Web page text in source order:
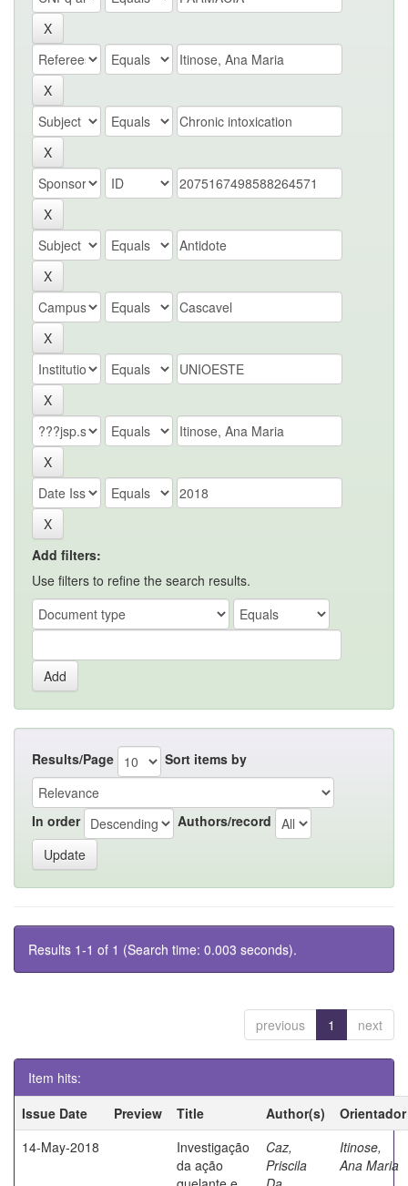
Add filters:
Use filters to refine the search results.
Results/Page Sort items by
In order Authors/record
Results 1-1 of 1 (Search time: 0.003 seconds).
previous 1 next
Item hits:
Issue Date
Preview Title Author(s)
Orientador
14-May-2018
Investigação
da ação
Caz,
Priscila
Itinose,
Ana Maria